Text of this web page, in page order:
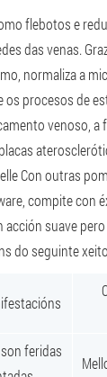
flebotos e
das venas.
normaliza a
os procesos de
venoso, a
Con outras
compite con
acción suave
do seguinte
feridas